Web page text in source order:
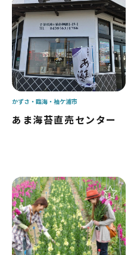
あま海苔直売センター
かずさ・臨海 袖ケ浦市